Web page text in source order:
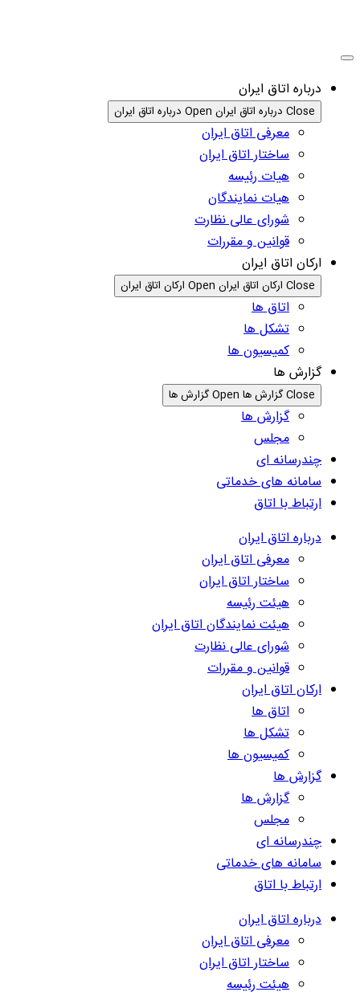
درباره اتاق ایران
Close درباره اتاق ایران Open درباره اتاق ایران
معرفی اتاق ایران
ساختار اتاق ایران
هیات رئیسه
هیات نمایندگان
شورای عالی نظارت
قوانین و مقررات
ارکان اتاق ایران
Close ارکان اتاق ایران Open ارکان اتاق ایران
اتاق ها
تشکل ها
کمیسیون ها
گزارش ها
Close گزارش ها Open گزارش ها
گزارش ها
مجلس
چندرسانه ای
سامانه های خدماتی
ارتباط با اتاق
درباره اتاق ایران
معرفی اتاق ایران
ساختار اتاق ایران
هیئت رئیسه
هیئت نمایندگان اتاق ایران
شورای عالی نظارت
قوانین و مقررات
ارکان اتاق ایران
اتاق ها
تشکل ها
کمیسیون ها
گزارش ها
گزارش ها
مجلس
چندرسانه ای
سامانه های خدماتی
ارتباط با اتاق
درباره اتاق ایران
معرفی اتاق ایران
ساختار اتاق ایران
هیئت رئیسه